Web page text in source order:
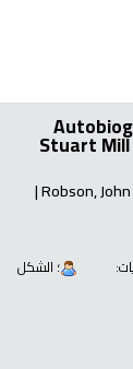
Stuart Mill
Robson,
؛ الشكل